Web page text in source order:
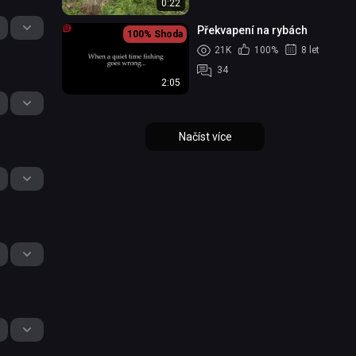
0:22
100% Shoda
2:05
Překvapení na rybách
21K 100%
8 let
34
Načíst více